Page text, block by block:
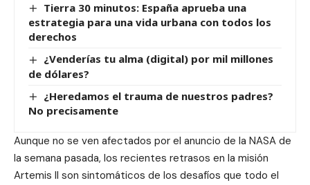
Tierra 30 minutos: España aprueba una
estrategia para una vida urbana con todos los
derechos
¿Venderías tu alma (digital) por mil millones
de dólares?
¿Heredamos el trauma de nuestros padres?
No precisamente
Aunque no se ven afectados por el anuncio de la NASA de
la semana pasada, los recientes retrasos en la misión
Artemis II son sintomáticos de los desafíos que todo el